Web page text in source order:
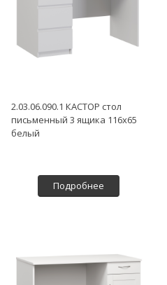
2.03.06.090.1 КАСТОР стол
письменный 3 ящика 116х65
белый
Подробнее